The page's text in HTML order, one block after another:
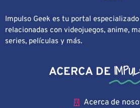
Impulso Geek es tu portal
relacionadas con videojuegos, anime,
series, películas y más.
ACERCA DE
Acerca de